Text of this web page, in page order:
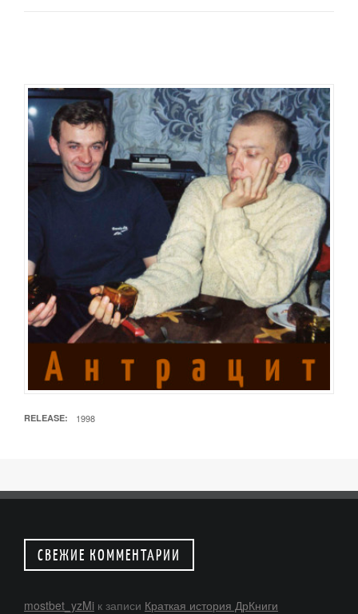
RELEASE 1998
СВЕЖИЕ КОММЕНТАРИИ
mostbet_yzMi к записи Краткая история ДрКниги